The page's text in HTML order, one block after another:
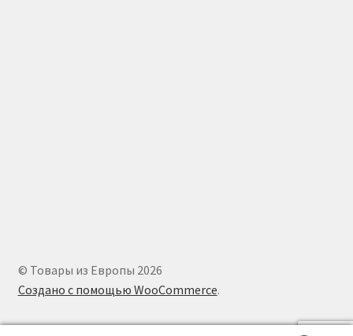
© Товары из Европы 2026
Создано с помощью WooCommerce.